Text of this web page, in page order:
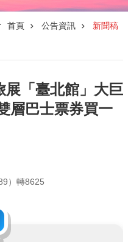
首頁 公告資訊 新聞稿
展「臺北館」大巨
層巴士票券買一
）轉8625